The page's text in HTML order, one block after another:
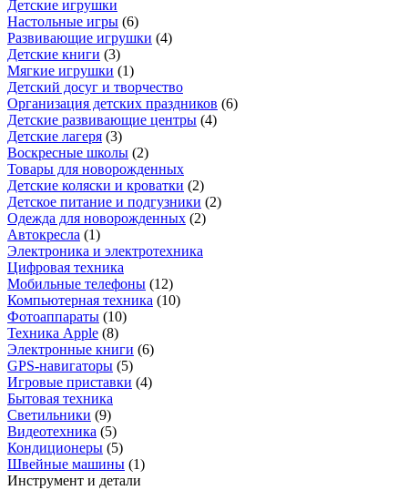
Детские игрушки
Настольные игры (6)
Развивающие игрушки (4)
Детские книги (3)
Мягкие игрушки (1)
Детский досуг и творчество
Организация детских праздников (6)
Детские развивающие центры (4)
Детские лагеря (3)
Воскресные школы (2)
Товары для новорожденных
Детские коляски и кроватки (2)
Детское питание и подгузники (2)
Одежда для новорожденных (2)
Автокресла (1)
Электроника и электротехника
Цифровая техника
Мобильные телефоны (12)
Компьютерная техника (10)
Фотоаппараты (10)
Техника Apple (8)
Электронные книги (6)
GPS-навигаторы (5)
Игровые приставки (4)
Бытовая техника
Светильники (9)
Видеотехника (5)
Кондиционеры (5)
Швейные машины (1)
Инструмент и детали